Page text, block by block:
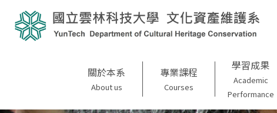
關於本系
About us
專業課程
Courses
學習成果
Academic
Performance